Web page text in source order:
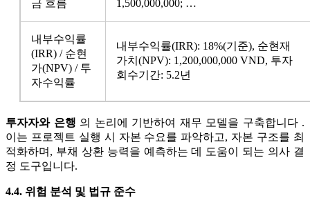
금 흐름
1,500,000,000; …
내부수익률
(IRR) / 순현
가(NPV) / 투
자수익률
내부수익률(IRR): 18%(기준), 순현재
가치(NPV): 1,200,000,000 VND, 투자
회수기간: 5.2년
투자자와 은행 의 논리에 기반하여 재무 모델을 구축합니다 .
이는 프로젝트 실행 시 자본 수요를 파악하고, 자본 구조를 최
적화하며, 부채 상환 능력을 예측하는 데 도움이 되는 의사 결
정 도구입니다.
4.4. 위험 분석 및 법규 준수